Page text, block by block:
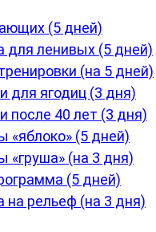
(5 дней)
для ленивых (5 дней)
(на 5 дней)
для ягодиц (3 дня)
после 40 лет (3 дня)
«яблоко» (5 дней)
«груша» (на 3 дня)
(5 дней)
на рельеф (на 3 дня)